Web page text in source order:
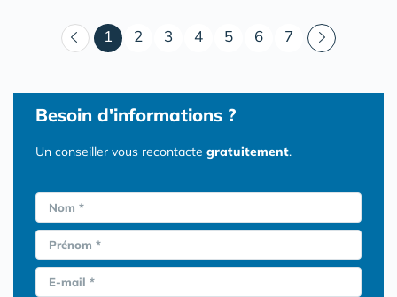
1 (courant)
2 3 4 5 6 7
Besoin d'informations ?
Un conseiller vous recontacte gratuitement.
Nom *
Prénom *
E-mail *